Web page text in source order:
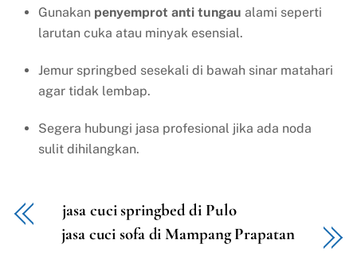
Gunakan penyemprot anti tungau alami seperti
larutan cuka atau minyak esensial.
Jemur springbed sesekali di bawah sinar matahari
agar tidak lembap.
Segera hubungi jasa profesional jika ada noda
sulit dihilangkan.
jasa cuci springbed di Pulo
jasa cuci sofa di Mampang Prapatan